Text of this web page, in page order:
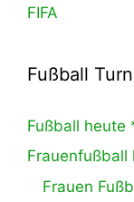
FIFA
Fußball
Fußball heute
Frauenfußball
Frauen